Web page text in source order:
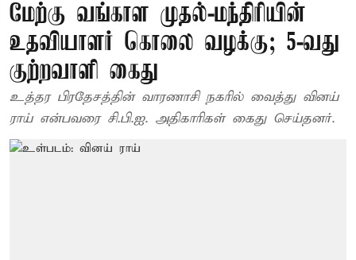
மேற்கு வங்காள முதல்-மந்திரியின்
உதவியாளர் கொலை வழக்கு; 5-வது
குற்றவாளி கைது
உத்தர பிரதேசத்தின் வாரணாசி நகரில் வைத்து வினய்
ராய் என்பவரை சி.பி.ஐ. அதிகாரிகள் கைது செய்தனர்.